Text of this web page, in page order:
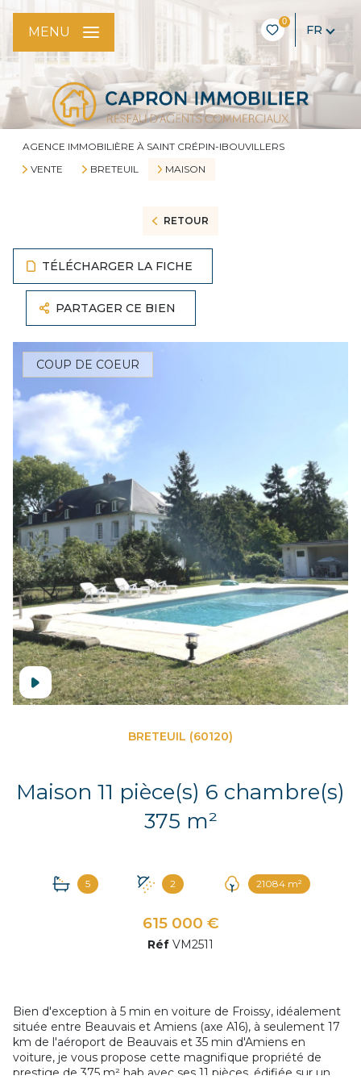
0
FR
MENU
AGENCE IMMOBILIÈRE À SAINT CRÉPIN-IBOUVILLERS
VENTE
BRETEUIL MAISON
RETOUR
TÉLÉCHARGER LA FICHE
PARTAGER CE BIEN
COUP DE COEUR
BRETEUIL (60120)
Maison 11 pièce(s) 6 chambre(s)
375 m²
5 2 21084 m²
615 000 €
Réf VM2511
Bien d'exception à 5 min en voiture de Froissy, idéalement
située entre Beauvais et Amiens (axe A16), à seulement 17
km de l'aéroport de Beauvais et 35 min d'Amiens en
voiture, je vous propose cette magnifique propriété de
prestige de 375 m² hab avec ses 11 pièces, édifiée sur un